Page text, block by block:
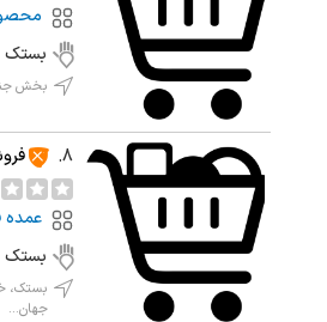
بستک
بخش
8.
عمده
بستک
بستک،
جهان...